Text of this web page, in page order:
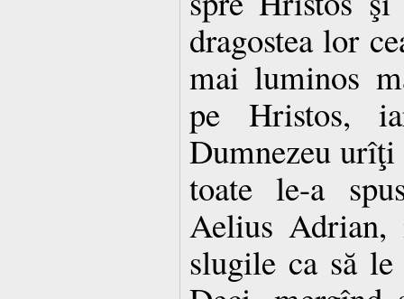
dragostea lor
mai luminos
pe Hristos,
Dumnezeu urîţi
toate le-a
Aelius
slugile ca să